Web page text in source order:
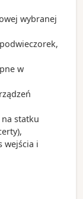
wybranej
w
statku
wejścia i